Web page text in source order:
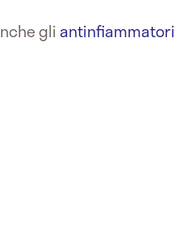
gli antinfiammatori